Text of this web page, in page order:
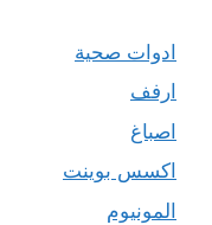
ادوات صحية
ارفف
اصباغ
اكسس بوينت
المونيوم